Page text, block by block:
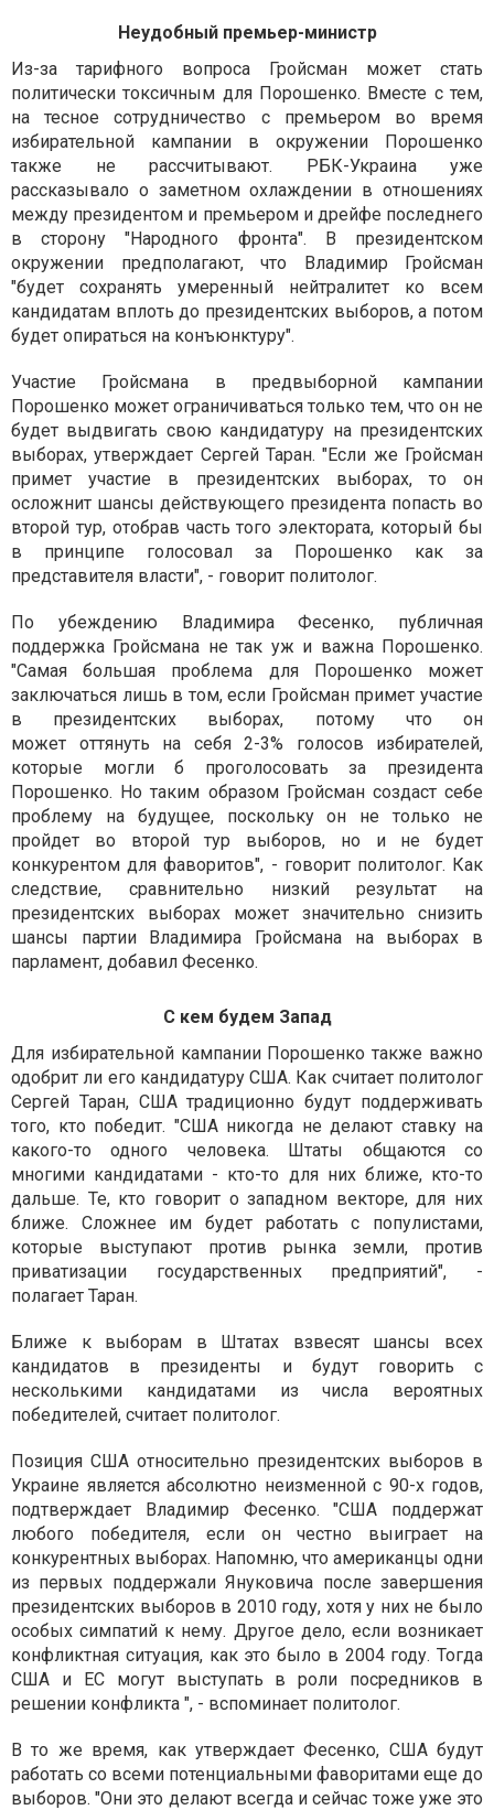
Неудобный премьер-министр
Из-за тарифного вопроса Гройсман может стать
политически токсичным для Порошенко. Вместе с тем,
на тесное сотрудничество с премьером во время
избирательной кампании в окружении Порошенко
также не рассчитывают. РБК-Украина уже
рассказывало о заметном охлаждении в отношениях
между президентом и премьером и дрейфе последнего
в сторону "Народного фронта". В президентском
окружении предполагают, что Владимир Гройсман
"будет сохранять умеренный нейтралитет ко всем
кандидатам вплоть до президентских выборов, а потом
будет опираться на конъюнктуру".
Участие Гройсмана в предвыборной кампании
Порошенко может ограничиваться только тем, что он не
будет выдвигать свою кандидатуру на президентских
выборах, утверждает Сергей Таран. "Если же Гройсман
примет участие в президентских выборах, то он
осложнит шансы действующего президента попасть во
второй тур, отобрав часть того электората, который бы
в принципе голосовал за Порошенко как за
представителя власти", - говорит политолог.
По убеждению Владимира Фесенко, публичная
поддержка Гройсмана не так уж и важна Порошенко.
"Самая большая проблема для Порошенко может
заключаться лишь в том, если Гройсман примет участие
в президентских выборах, потому что он
может оттянуть на себя 2-3% голосов избирателей,
которые могли б проголосовать за президента
Порошенко. Но таким образом Гройсман создаст себе
проблему на будущее, поскольку он не только не
пройдет во второй тур выборов, но и не будет
конкурентом для фаворитов", - говорит политолог. Как
следствие, сравнительно низкий результат на
президентских выборах может значительно снизить
шансы партии Владимира Гройсмана на выборах в
парламент, добавил Фесенко.
С кем будем Запад
Для избирательной кампании Порошенко также важно
одобрит ли его кандидатуру США. Как считает политолог
Сергей Таран, США традиционно будут поддерживать
того, кто победит. "США никогда не делают ставку на
какого-то одного человека. Штаты общаются со
многими кандидатами - кто-то для них ближе, кто-то
дальше. Те, кто говорит о западном векторе, для них
ближе. Сложнее им будет работать с популистами,
которые выступают против рынка земли, против
приватизации государственных предприятий", -
полагает Таран.
Ближе к выборам в Штатах взвесят шансы всех
кандидатов в президенты и будут говорить с
несколькими кандидатами из числа вероятных
победителей, считает политолог.
Позиция США относительно президентских выборов в
Украине является абсолютно неизменной с 90-х годов,
подтверждает Владимир Фесенко. "США поддержат
любого победителя, если он честно выиграет на
конкурентных выборах. Напомню, что американцы одни
из первых поддержали Януковича после завершения
президентских выборов в 2010 году, хотя у них не было
особых симпатий к нему. Другое дело, если возникает
конфликтная ситуация, как это было в 2004 году. Тогда
США и ЕС могут выступать в роли посредников в
решении конфликта ", - вспоминает политолог.
В то же время, как утверждает Фесенко, США будут
работать со всеми потенциальными фаворитами еще до
выборов. "Они это делают всегда и сейчас тоже уже это